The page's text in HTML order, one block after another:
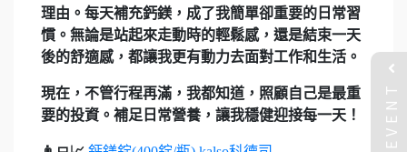
理由。每天補充鈣鎂，成了我簡單卻重要的日常習
慣。無論是站起來走動時的輕鬆感，還是結束一天
後的舒適感，都讓我更有動力去面對工作和生活。
現在，不管行程再滿，我都知道，照顧自己是最重
要的投資。補足日常營養，讓我穩健迎接每一天！
EVENT